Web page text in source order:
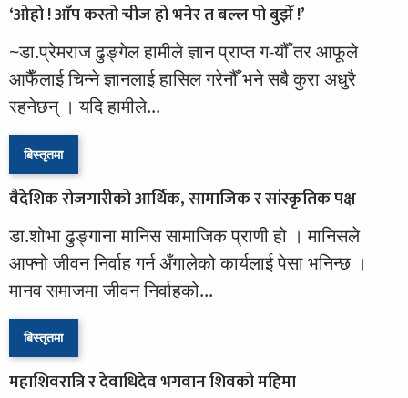
‘ओहो ! आँप कस्तो चीज हो भनेर त बल्ल पो बुझेँ !’
~डा.प्रेमराज ढुङ्गेल हामीले ज्ञान प्राप्त ग-यौँ तर आफूले
आफैँलाई चिन्ने ज्ञानलाई हासिल गरेनौँ भने सबै कुरा अधुरै
रहनेछन् । यदि हामीले...
बिस्तृतमा
वैदेशिक रोजगारीको आर्थिक, सामाजिक र सांस्कृतिक पक्ष
डा.शोभा ढुङ्गाना मानिस सामाजिक प्राणी हो । मानिसले
आफ्नो जीवन निर्वाह गर्न अँगालेको कार्यलाई पेसा भनिन्छ ।
मानव समाजमा जीवन निर्वाहको...
बिस्तृतमा
महाशिवरात्रि र देवाधिदेव भगवान शिवको महिमा